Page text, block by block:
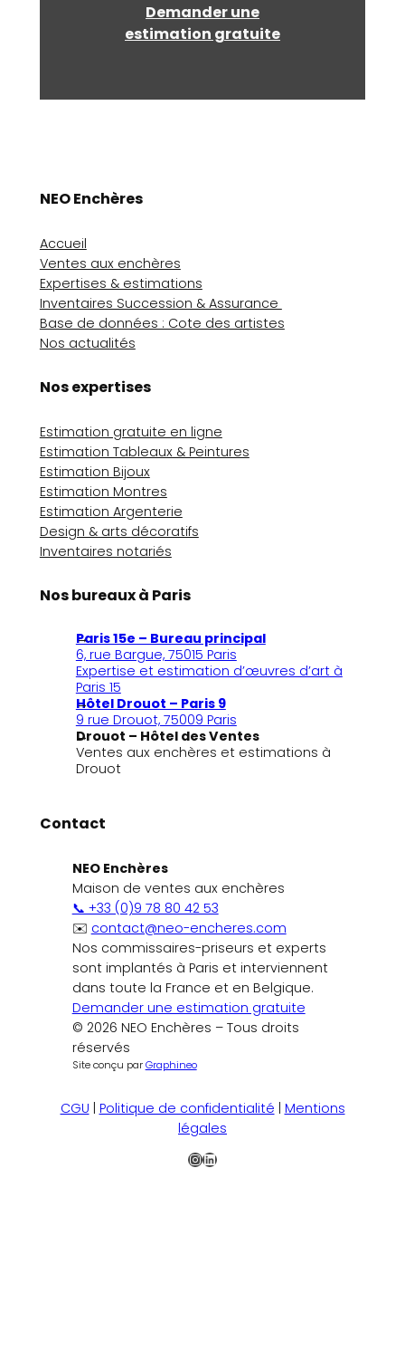
Demander une
estimation gratuite
NEO Enchères
Accueil
Ventes aux enchères
Expertises & estimations
Inventaires Succession & Assurance
Base de données : Cote des artistes
Nos actualités
Nos expertises
Estimation gratuite en ligne
Estimation Tableaux & Peintures
Estimation Bijoux
Estimation Montres
Estimation Argenterie
Design & arts décoratifs
Inventaires notariés
Nos bureaux à Paris
Paris 15e – Bureau principal
6, rue Bargue, 75015 Paris
Expertise et estimation d’œuvres d’art à
Paris 15
Hôtel Drouot – Paris 9
9 rue Drouot, 75009 Paris
Drouot – Hôtel des Ventes
Ventes aux enchères et estimations à
Drouot
Contact
NEO Enchères
Maison de ventes aux enchères
📞 +33 (0)9 78 80 42 53
✉️ contact@neo-encheres.com
Nos commissaires-priseurs et experts
sont implantés à Paris et interviennent
dans toute la France et en Belgique.
Demander une estimation gratuite
© 2026 NEO Enchères – Tous droits
réservés
Site conçu parGraphineo
CGU | Politique de confidentialité | Mentions
légales
Instagram
LinkedIn